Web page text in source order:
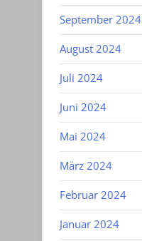
September 2024
August 2024
Juli 2024
Juni 2024
Mai 2024
März 2024
Februar 2024
Januar 2024